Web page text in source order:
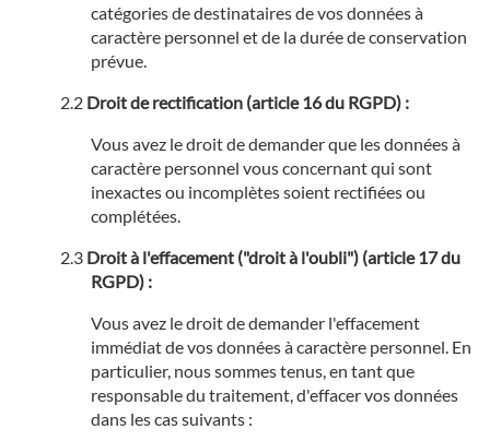
catégories de destinataires de vos données à
caractère personnel et de la durée de conservation
prévue.
Droit de rectification (article 16 du RGPD) :
Vous avez le droit de demander que les données à
caractère personnel vous concernant qui sont
inexactes ou incomplètes soient rectifiées ou
complétées.
Droit à l'effacement ("droit à l'oubli") (article 17 du
RGPD) :
Vous avez le droit de demander l'effacement
immédiat de vos données à caractère personnel. En
particulier, nous sommes tenus, en tant que
responsable du traitement, d'effacer vos données
dans les cas suivants :